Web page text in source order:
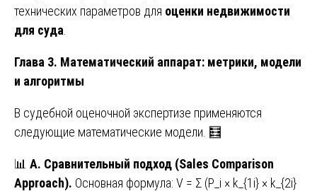
технических параметров для оценки недвижимости
для суда
Глава 3. Математический аппарат: метрики, модели
и алгоритмы
В судебной оценочной экспертизе применяются
следующие математические модели. 🧮
📊 А. Сравнительный подход (Sales Comparison
Approach). Основная формула: V = Σ (P_i × k_{1i} × k_{2i}